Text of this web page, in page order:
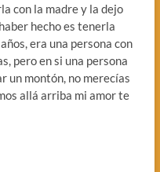
con la madre y la dejo
hecho es tenerla
era una persona con
pero en si una persona
un montón, no merecías
allá arriba mi amor te